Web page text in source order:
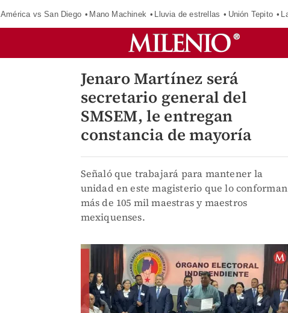
América vs San Diego Mano Machinek Lluvia de estrellas Unión Tepito
Jenaro Martínez será
secretario general del
SMSEM, le entregan
constancia de mayoría
Señaló que trabajará para mantener la
unidad en este magisterio que lo conforman
más de 105 mil maestras y maestros
mexiquenses.